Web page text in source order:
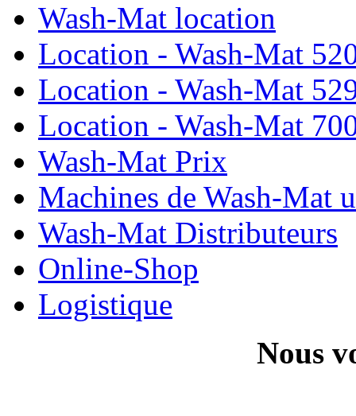
Wash-Mat location
Location - Wash-Mat
Location - Wash-Mat
Location - Wash-Mat
Wash-Mat Prix
Machines de Wash-Mat
Wash-Mat Distributeurs
Online-Shop
Logistique
Nous